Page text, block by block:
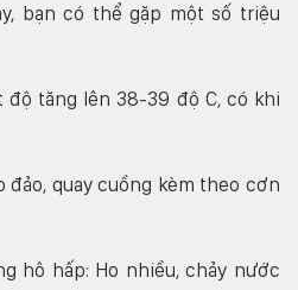
bạn có thể gặp một số triệu
tăng lên 38-39 độ C, có khi
đảo, quay cuồng kèm theo cơn
hô hấp: Ho nhiều, chảy nước